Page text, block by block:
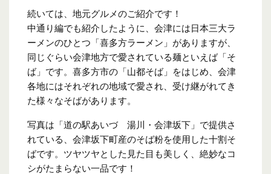
続いては、地元グルメのご紹介です！
中通り編でも紹介したように、会津には日本三大ラ
ーメンのひとつ「喜多方ラーメン」がありますが、
同じぐらい会津地方で愛されている麺といえば「そ
ば」です。喜多方市の「山都そば」をはじめ、会津
各地にはそれぞれの地域で愛され、受け継がれてき
た様々なそばがあります。
写真は「道の駅あいづ 湯川・会津坂下」で提供さ
れている、会津坂下町産のそば粉を使用した十割そ
ばです。ツヤツヤとした見た目も美しく、絶妙なコ
シがたまらない一品です！